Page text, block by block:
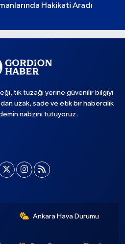
Hakikati Aradı
tık tuzağı yerine güvenilir bilgiyi
uzak, sade ve etik bir habercilik
nabzını tutuyoruz.
Ankara Hava Durumu